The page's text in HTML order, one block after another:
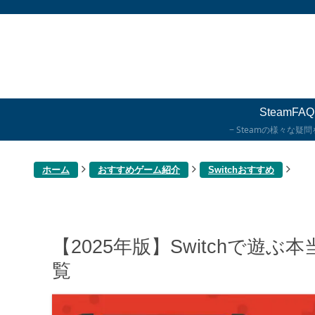
SteamFAQ
Steamの様々な疑問
ホーム おすすめゲーム紹介 Switchおすすめ
【2025年版】Switchで遊ぶ
覧